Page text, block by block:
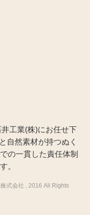
工業(株)にお任せ下
自然素材が持つぬく
の一貫した責任体制
。
式会社 , 2016 All Rights